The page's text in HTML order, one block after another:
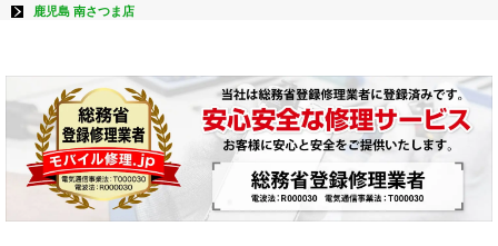
鹿児島 南さつま店